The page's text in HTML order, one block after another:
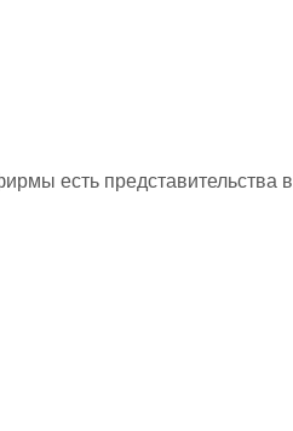
есть представительства в